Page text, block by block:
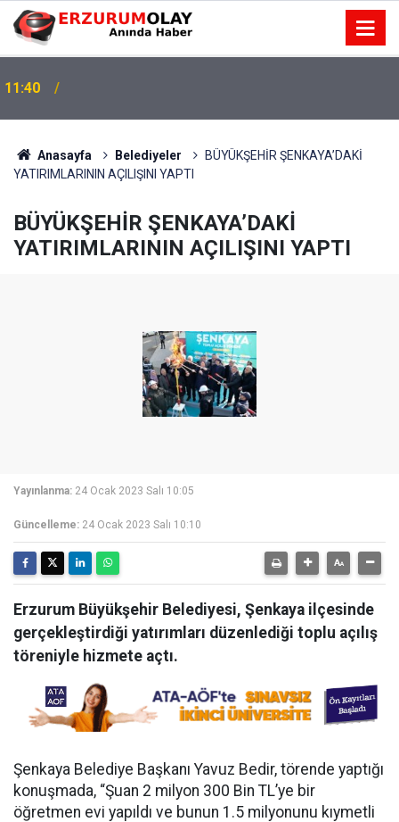
11:40
Anasayfa Belediyeler
BÜYÜKŞEHİR ŞENKAYA’DAKİ
YATIRIMLARININ AÇILIŞINI YAPTI
BÜYÜKŞEHİR ŞENKAYA’DAKİ
YATIRIMLARININ AÇILIŞINI YAPTI
Yayınlanma: 24 Ocak 2023 Salı 10:05
Güncelleme: 24 Ocak 2023 Salı 10:10
Erzurum Büyükşehir Belediyesi, Şenkaya ilçesinde
gerçekleştirdiği yatırımları düzenlediği toplu açılış
töreniyle hizmete açtı.
Şenkaya Belediye Başkanı Yavuz Bedir, törende yaptığı
konuşmada, “Şuan 2 milyon 300 Bin TL’ye bir
öğretmen evi yapıldı ve bunun 1.5 milyonunu kıymetli